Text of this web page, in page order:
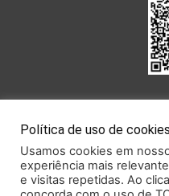
Política de uso de cookies
Usamos cookies em
experiência mais
e visitas repetidas. Ao